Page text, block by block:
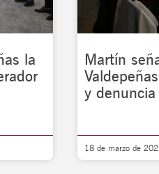
la
Martín
y
18 de marzo de